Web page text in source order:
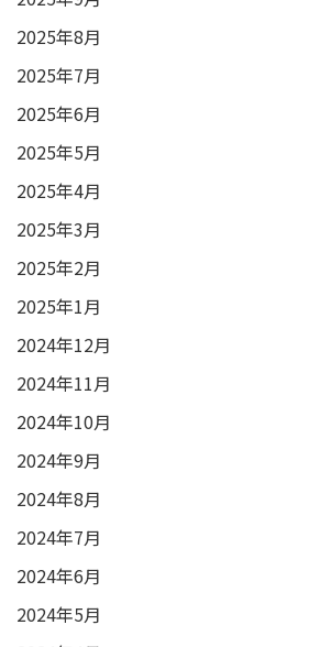
2025年8月
2025年7月
2025年6月
2025年5月
2025年4月
2025年3月
2025年2月
2025年1月
2024年12月
2024年11月
2024年10月
2024年9月
2024年8月
2024年7月
2024年6月
2024年5月